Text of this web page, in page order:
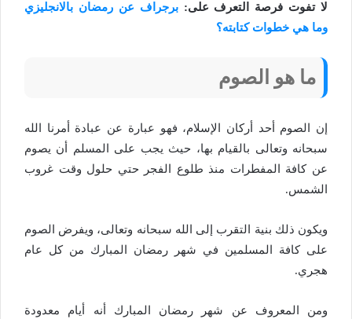
لا تفوت فرصة التعرف على:برجراف عن رمضان بالانجليزي
وما هي خطوات كتابته؟
ما هو الصوم
إن الصوم أحد أركان الإسلام، فهو عبارة عن عبادة أمرنا الله
سبحانه وتعالى بالقيام بها، حيث يجب على المسلم أن يصوم
عن كافة المفطرات منذ طلوع الفجر حتي حلول وقت غروب
الشمس.
ويكون ذلك بنية التقرب إلى الله سبحانه وتعالى، ويفرض الصوم
على كافة المسلمين في شهر رمضان المبارك من كل عام
هجري.
ومن المعروف عن شهر رمضان المبارك أنه أيام معدودة